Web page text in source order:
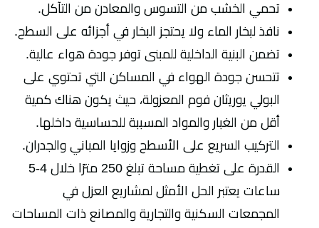
تحمي الخشب من التسوس والمعادن من التآكل.
نافذ لبخار الماء ولا يحتجز البخار في أجزائه على السطح.
تضمن البنية الداخلية للمبنى توفر جودة هواء عالية.
تتحسن جودة الهواء في المساكن التي تحتوي على
البولي يوريثان فوم المعزولة، حيث يكون هناك كمية
أقل من الغبار والمواد المسببة للحساسية داخلها.
التركيب السريع على الأسطح وزوايا المباني والجدران.
القدرة على تغطية مساحة تبلغ 250 مترًا خلال 4-5
ساعات يعتبر الحل الأمثل لمشاريع العزل في
المجمعات السكنية والتجارية والمصانع ذات المساحات